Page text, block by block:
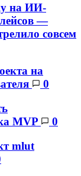
на ИИ-
—
совсем
на
0
MVP
0
mlut